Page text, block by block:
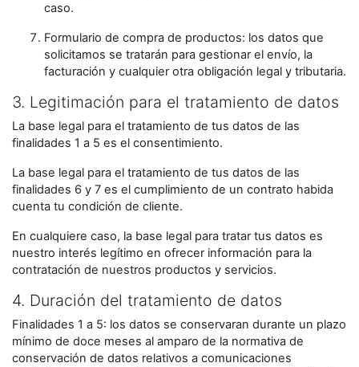
caso.
Formulario de compra de productos: los datos que
solicitamos se tratarán para gestionar el envío, la
facturación y cualquier otra obligación legal y tributaria.
3. Legitimación para el tratamiento de datos
La base legal para el tratamiento de tus datos de las
finalidades 1 a 5 es el consentimiento.
La base legal para el tratamiento de tus datos de las
finalidades 6 y 7 es el cumplimiento de un contrato habida
cuenta tu condición de cliente.
En cualquiere caso, la base legal para tratar tus datos es
nuestro interés legítimo en ofrecer información para la
contratación de nuestros productos y servicios.
4. Duración del tratamiento de datos
Finalidades 1 a 5: los datos se conservaran durante un plazo
mínimo de doce meses al amparo de la normativa de
conservación de datos relativos a comunicaciones